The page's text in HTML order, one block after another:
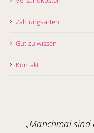
Zahlungsarten
Gut zu wissen
Kontakt
„Manchmal sind